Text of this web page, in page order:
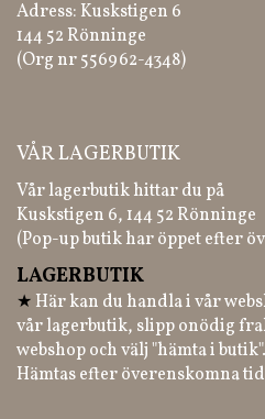
Adress: Kuskstigen 6
144 52 Rönninge
(Org nr 556962-4348)
VÅR LAGERBUTIK
Vår lagerbutik hittar du på
Kuskstigen 6, 144 52 Rönninge
(Pop-up butik har öppet efter
LAGERBUTIK
★ Här kan du handla i vår
vår lagerbutik, slipp onödig
webshop och välj "hämta i butik".
Hämtas efter överenskomna